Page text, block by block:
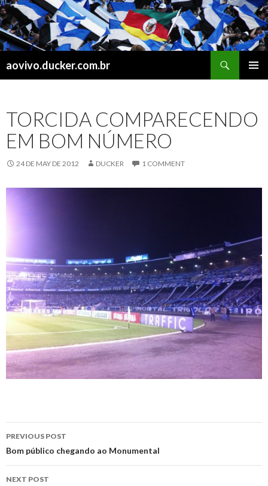
aovivo.ducker.com.br
TORCIDA COMPARECENDO
EM BOM NÚMERO
24 DE MAY DE 2012 DUCKER 1 COMMENT
Post
navigation
PREVIOUS POST
Bom público chegando ao Monumental
NEXT POST